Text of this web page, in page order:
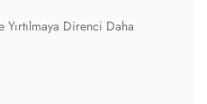
Yırtılmaya Direnci Daha